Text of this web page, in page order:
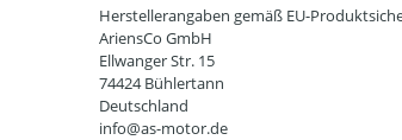
Herstellerangaben gemäß EU-
AriensCo GmbH
Ellwanger Str. 15
74424 Bühlertann
Deutschland
info@as-motor.de